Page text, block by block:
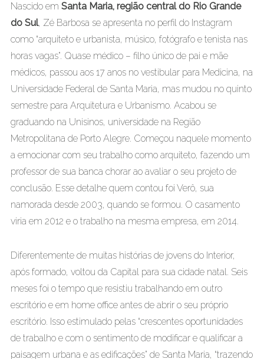
Nascido em Santa Maria, região central do Rio Grande
do Sul, Zé Barbosa se apresenta no perfil do Instagram
como “arquiteto e urbanista, músico, fotógrafo e tenista nas
horas vagas”. Quase médico – filho único de pai e mãe
médicos, passou aos 17 anos no vestibular para Medicina, na
Universidade Federal de Santa Maria, mas mudou no quinto
semestre para Arquitetura e Urbanismo. Acabou se
graduando na Unisinos, universidade na Região
Metropolitana de Porto Alegre. Começou naquele momento
a emocionar com seu trabalho como arquiteto, fazendo um
professor de sua banca chorar ao avaliar o seu projeto de
conclusão. Esse detalhe quem contou foi Verô, sua
namorada desde 2003, quando se formou. O casamento
viria em 2012 e o trabalho na mesma empresa, em 2014.
Diferentemente de muitas histórias de jovens do Interior,
após formado, voltou da Capital para sua cidade natal. Seis
meses foi o tempo que resistiu trabalhando em outro
escritório e em home office antes de abrir o seu próprio
escritório. Isso estimulado pelas “crescentes oportunidades
de trabalho e com o sentimento de modificar e qualificar a
paisagem urbana e as edificações” de Santa Maria, “trazendo